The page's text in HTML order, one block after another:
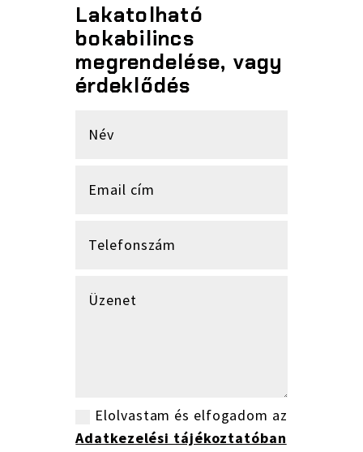
Lakatolható
bokabilincs
megrendelése, vagy
érdeklődés
Elolvastam és elfogadom az
Adatkezelési tájékoztatóban